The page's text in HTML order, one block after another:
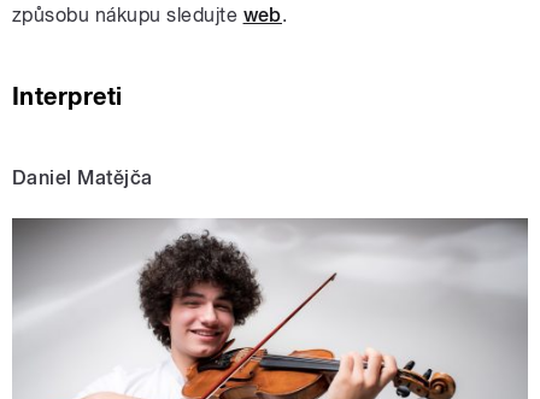
způsobu nákupu sledujte web.
Interpreti
Daniel Matějča